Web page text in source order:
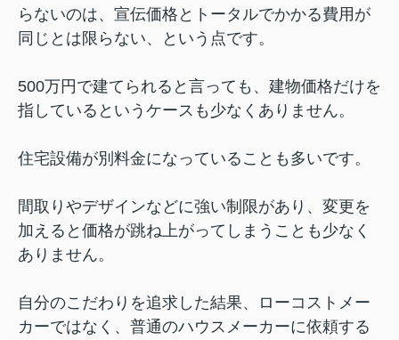
らないのは、宣伝価格とトータルでかかる費用が
同じとは限らない、という点です。
500万円で建てられると言っても、建物価格だけを
指しているというケースも少なくありません。
住宅設備が別料金になっていることも多いです。
間取りやデザインなどに強い制限があり、変更を
加えると価格が跳ね上がってしまうことも少なく
ありません。
自分のこだわりを追求した結果、ローコストメー
カーではなく、普通のハウスメーカーに依頼する